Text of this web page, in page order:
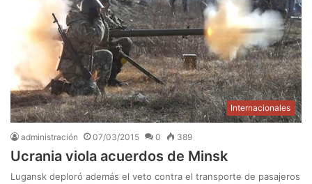
Internacionales
administración 07/03/2015 0 389
Ucrania viola acuerdos de Minsk
Lugansk deploró además el veto contra el transporte de pasajeros